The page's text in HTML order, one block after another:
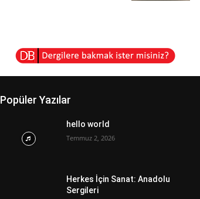
Popüler Yazılar
hello world
Temmuz 2, 2026
Herkes İçin Sanat: Anadolu
Sergileri